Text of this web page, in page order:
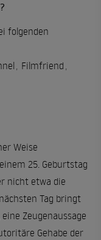
folgenden
, Filmfriend ,
Weise
25. Geburtstag
nicht etwa die
Tag bringt
Zeugenaussage
Gehabe der